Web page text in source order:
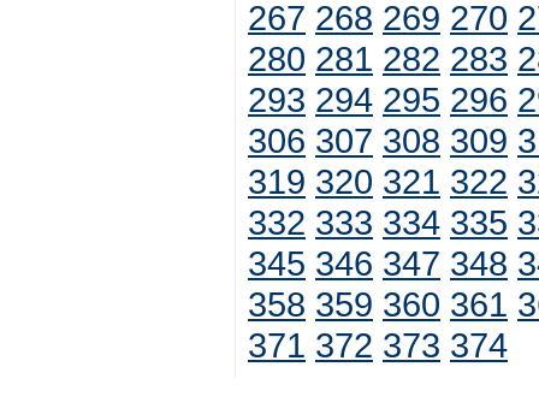
267 268 269 270
280 281 282 283
293 294 295 296
306 307 308 309
319 320 321 322
332 333 334 335
345 346 347 348
358 359 360 361
371 372 373 374